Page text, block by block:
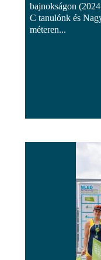
bajnokságon
C tanulónk és
méteren...